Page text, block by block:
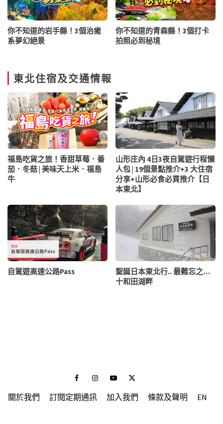
你不知道的岩手縣！3個治癒
系夢幻絕景
你不知道的青森縣！3個打卡
拍照必到秘境
東北住宿及交通情報
福島吃貨之旅！香甜草莓．番
茄．冬菇 | 美味天上米．福島
牛
山形庄內 4日3夜自駕遊行程懶
人包 | 19個景點推介+3 大住宿
分享+山形必食必買推介【日
本東北】
自駕遊高速公路Pass
聖誕日本東北行.. 最難忘之…
十和田湖畔
FacebookInstagramYoutubeTwitter
關於我們 訂閱定期通訊 加入我們 條款及聲明 EN